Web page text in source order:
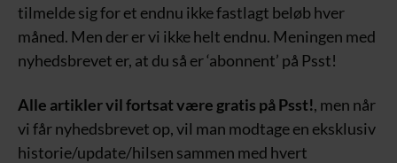
tilmelde sig for et endnu ikke fastlagt beløb hver
måned. Men der er vi ikke helt endnu. Meningen med
nyhedsbrevet er, at du så er ‘abonnent’ på Psst!
Alle artikler vil fortsat være gratis på Psst!, men når
vi får nyhedsbrevet op, vil man modtage en eksklusiv
historie/update/hilsen sammen med hvert